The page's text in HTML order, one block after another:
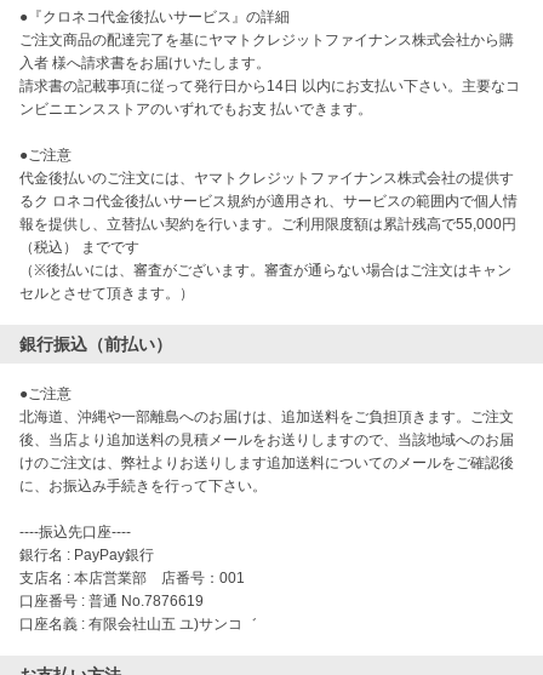
●『クロネコ代金後払いサービス』の詳細
ご注文商品の配達完了を基にヤマトクレジットファイナンス株式会社から購
入者 様へ請求書をお届けいたします。
請求書の記載事項に従って発行日から14日 以内にお支払い下さい。主要なコ
ンビニエンスストアのいずれでもお支 払いできます。
●ご注意
代金後払いのご注文には、ヤマトクレジットファイナンス株式会社の提供す
るク ロネコ代金後払いサービス規約が適用され、サービスの範囲内で個人情
報を提供し、立替払い契約を行います。ご利用限度額は累計残高で55,000円
（税込） までです
（※後払いには、審査がございます。審査が通らない場合はご注文はキャン
セルとさせて頂きます。）
銀行振込（前払い）
●ご注意
北海道、沖縄や一部離島へのお届けは、追加送料をご負担頂きます。ご注文
後、当店より追加送料の見積メールをお送りしますので、当該地域へのお届
けのご注文は、弊社よりお送りします追加送料についてのメールをご確認後
に、お振込み手続きを行って下さい。
----振込先口座----
銀行名 : PayPay銀行
支店名 : 本店営業部 店番号：001
口座番号 : 普通 No.7876619
口座名義 : 有限会社山五 ユ)サンコ゛